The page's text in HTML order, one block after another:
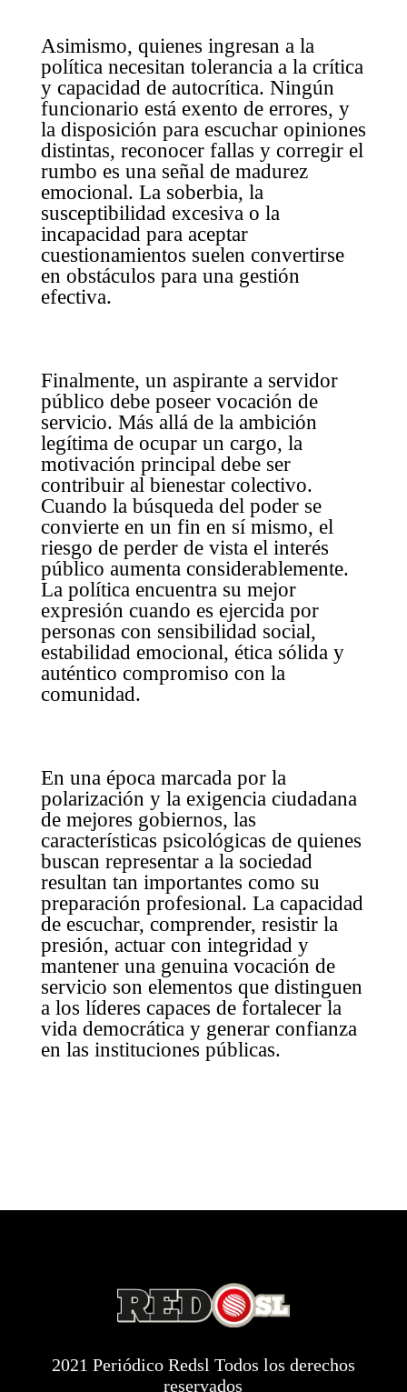
Asimismo, quienes ingresan a la
política necesitan tolerancia a la crítica
y capacidad de autocrítica. Ningún
funcionario está exento de errores, y
la disposición para escuchar opiniones
distintas, reconocer fallas y corregir el
rumbo es una señal de madurez
emocional. La soberbia, la
susceptibilidad excesiva o la
incapacidad para aceptar
cuestionamientos suelen convertirse
en obstáculos para una gestión
efectiva.
Finalmente, un aspirante a servidor
público debe poseer vocación de
servicio. Más allá de la ambición
legítima de ocupar un cargo, la
motivación principal debe ser
contribuir al bienestar colectivo.
Cuando la búsqueda del poder se
convierte en un fin en sí mismo, el
riesgo de perder de vista el interés
público aumenta considerablemente.
La política encuentra su mejor
expresión cuando es ejercida por
personas con sensibilidad social,
estabilidad emocional, ética sólida y
auténtico compromiso con la
comunidad.
En una época marcada por la
polarización y la exigencia ciudadana
de mejores gobiernos, las
características psicológicas de quienes
buscan representar a la sociedad
resultan tan importantes como su
preparación profesional. La capacidad
de escuchar, comprender, resistir la
presión, actuar con integridad y
mantener una genuina vocación de
servicio son elementos que distinguen
a los líderes capaces de fortalecer la
vida democrática y generar confianza
en las instituciones públicas.
2021 Periódico Redsl Todos los derechos
reservados